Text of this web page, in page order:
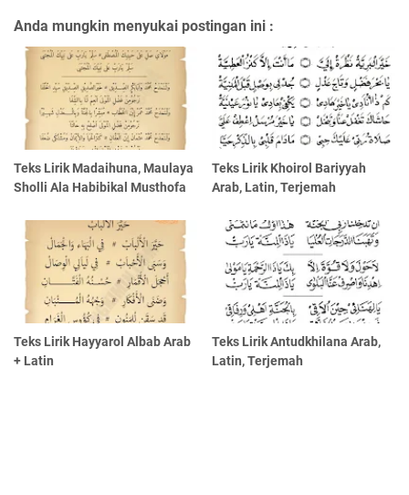
Anda mungkin menyukai postingan ini :
Teks Lirik Madaihuna, Maulaya
Sholli Ala Habibikal Musthofa
Teks Lirik Khoirol Bariyyah
Arab, Latin, Terjemah
Teks Lirik Hayyarol Albab Arab
+ Latin
Teks Lirik Antudkhilana Arab,
Latin, Terjemah